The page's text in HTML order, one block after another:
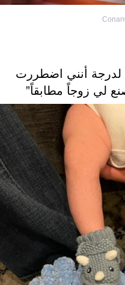
لدرجة أنني اضطررت
لي زوجاً مطابقاً”